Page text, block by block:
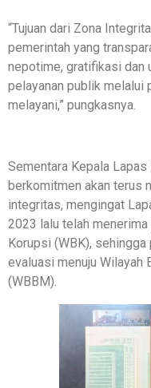
“Tujuan dari Zona
pemerintah yang
nepotime, gratifikasi dan
pelayanan publik melalui
melayani,” pungkasnya.
Sementara Kepala
berkomitmen akan terus
integritas, mengingat
2023 lalu telah
Korupsi (WBK), sehingga
evaluasi menuju Wilayah
(WBBM).